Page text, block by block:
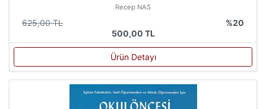
Recep NAS
625,00 TL
%20
500,00 TL
Ürün Detayı